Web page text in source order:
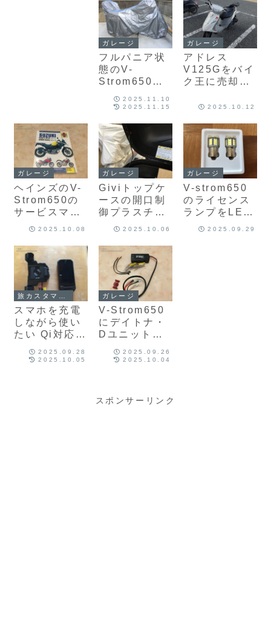
ガレージ
フルパニア状
態のV-
Strom650が
バイクカバー
2025.11.10
2025.11.15
ガレージ
アドレス
V125Gをバイ
ク王に売却し
2025.10.12
ガレージ
ヘインズのV-
Strom650の
サービスマニ
ュアルを購入
2025.10.08
ガレージ
Giviトップケ
ースの開口制
御プラスチッ
クを交換して
ラを解消
2025.10.06
ガレージ
V-strom650
のライセンス
ランプをLED
電球に交換す
2025.09.29
スマホを充電
しながら使い
たい Qi対応の
ーを装着『旅
2025.09.28
2025.10.05
ガレージ
V-Strom650
にデイトナ・
Dユニットを
2025.09.26
2025.10.04
スポンサーリンク